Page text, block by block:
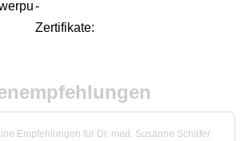
-
Zertifikate:
Empfehlungen für Dr. med. Susanne Schäfer